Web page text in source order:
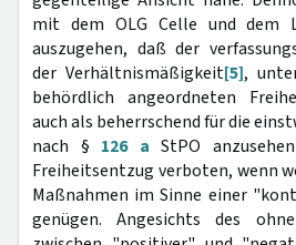
mit dem OLG Celle und dem
auszugehen, daß der
der Verhältnismäßigkeit[5],
behördlich angeordneten
auch als beherrschend für die
nach § 126 a StPO
Freiheitsentzug verboten, wenn
Maßnahmen im Sinne einer
genügen. Angesichts des